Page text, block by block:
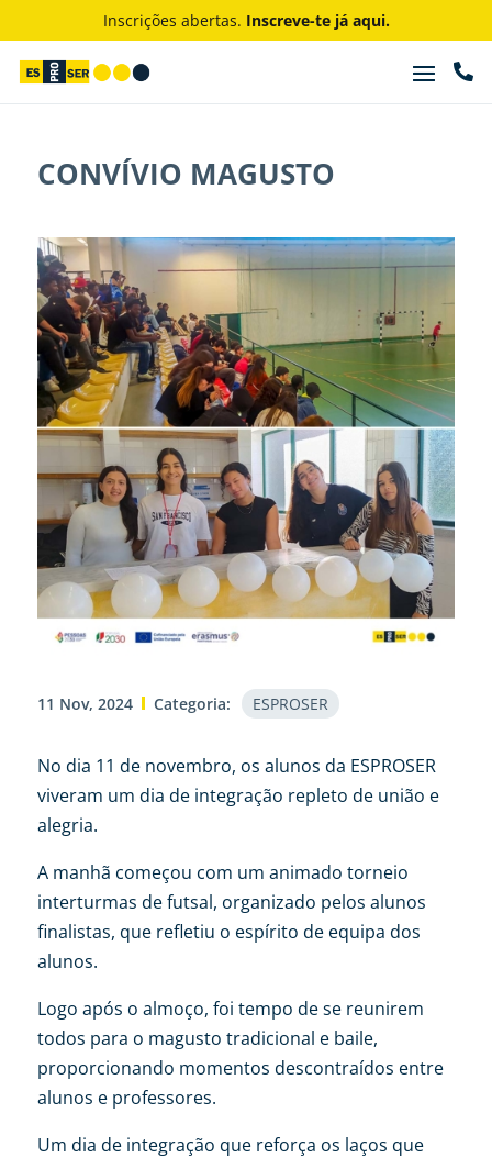
Inscrições abertas. Inscreve-te já aqui.

CONVÍVIO MAGUSTO
11 Nov, 2024 Categoria: ESPROSER
No dia 11 de novembro, os alunos da ESPROSER
viveram um dia de integração repleto de união e
alegria.
A manhã começou com um animado torneio
interturmas de futsal, organizado pelos alunos
finalistas, que refletiu o espírito de equipa dos
alunos.
Logo após o almoço, foi tempo de se reunirem
todos para o magusto tradicional e baile,
proporcionando momentos descontraídos entre
alunos e professores.
Um dia de integração que reforça os laços que